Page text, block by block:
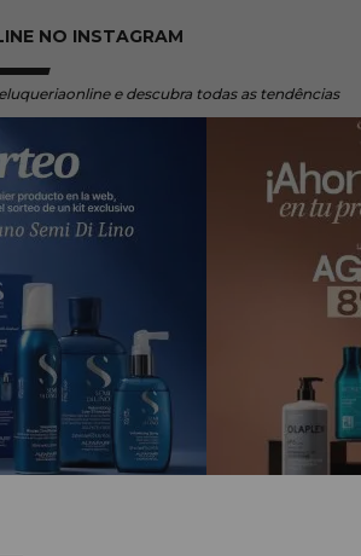
NO INSTAGRAM
e descubra todas as tendências